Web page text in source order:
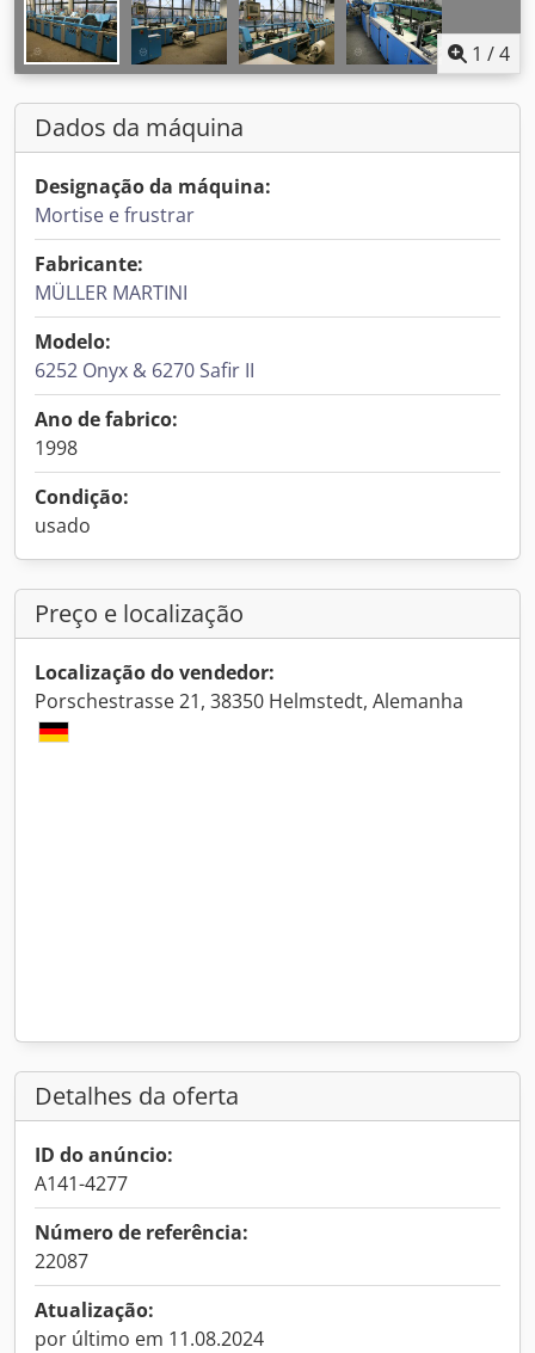
1 /4
Dados da máquina
Designação da máquina:
Mortise e frustrar
Fabricante:
MÜLLER MARTINI
Modelo:
6252 Onyx & 6270 Safir II
Ano de fabrico:
1998
Condição:
usado
Preço e localização
Localização do vendedor:
Porschestrasse 21, 38350 Helmstedt, Alemanha
Detalhes da oferta
ID do anúncio:
A141-4277
Número de referência:
22087
Atualização:
por último em 11.08.2024